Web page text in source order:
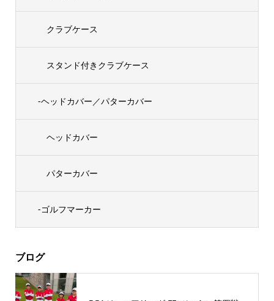
クラブケース
スタンド付きクラブケース
-ヘッドカバー／パターカバー
ヘッドカバー
パターカバー
-ゴルフマーカー
ブログ